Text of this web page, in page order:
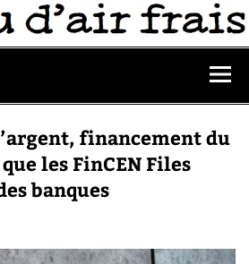
financement du
les FinCEN Files
banques